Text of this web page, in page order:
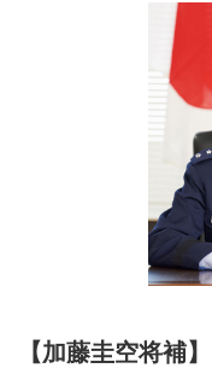
【加藤圭空将補】